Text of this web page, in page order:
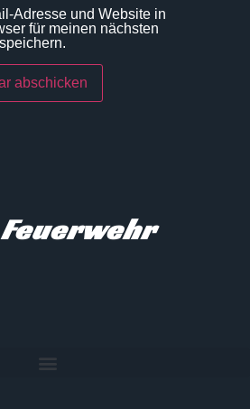
Adresse und Website in
für meinen nächsten